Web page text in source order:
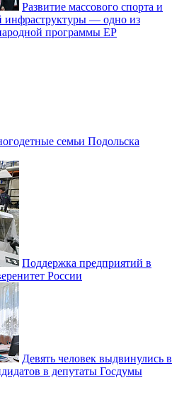
Развитие массового спорта и
инфраструктуры — одно из
программы ЕР
семьи Подольска
Поддержка предприятий в
России
Девять человек выдвинулись в
в депутаты Госдумы